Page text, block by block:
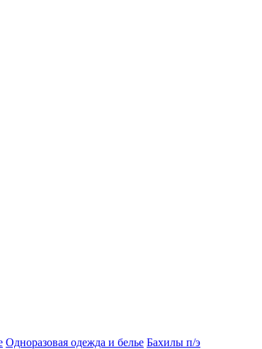
Одноразовая одежда и белье Бахилы п/э